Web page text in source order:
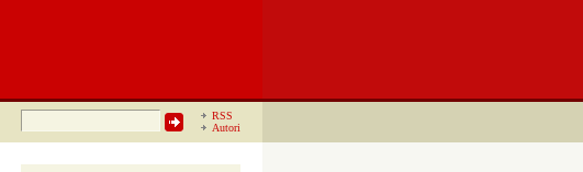
RSS
Autori
Hľadať: